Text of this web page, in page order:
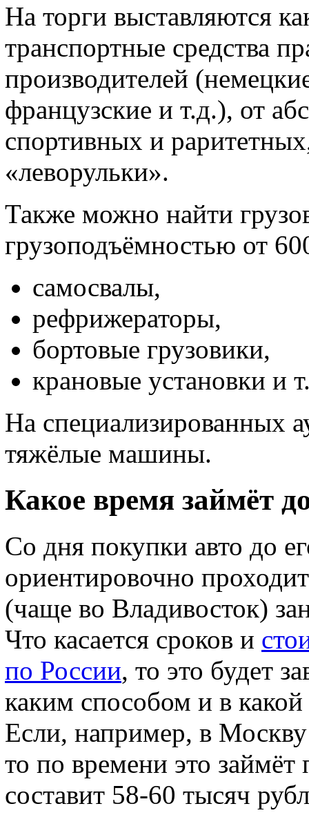
На торги выставляются
транспортные средства
производителей
французские и т.д.), от
спортивных и
«леворульки».
Также можно найти
грузоподъёмностью от
самосвалы,
рефрижераторы,
бортовые грузовики,
крановые установки и
На специализированных
тяжёлые машины.
Какое время займёт
Со дня покупки авто до
ориентировочно
(чаще во Владивосток)
Что касается сроков и
по России, то это будет
каким способом и в какой
Если, например, в
то по времени это
составит 58-60 тысяч